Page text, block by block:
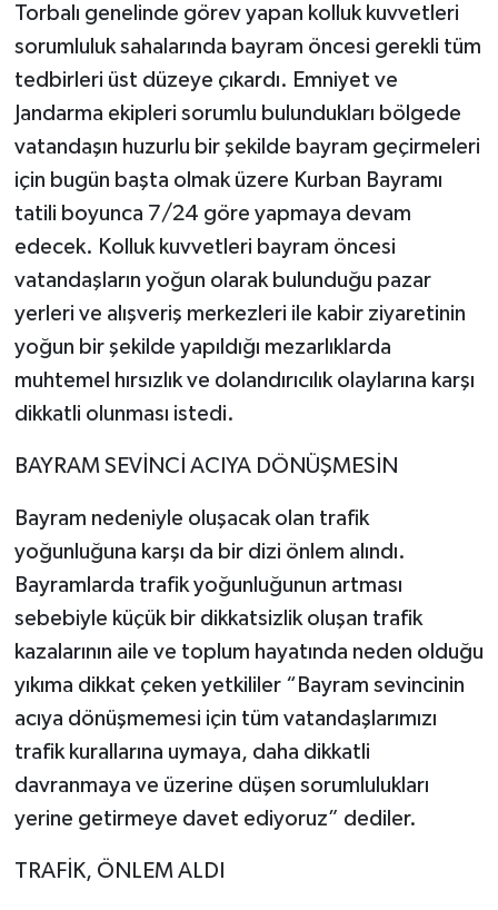
Torbalı genelinde görev yapan kolluk kuvvetleri
sorumluluk sahalarında bayram öncesi gerekli tüm
tedbirleri üst düzeye çıkardı. Emniyet ve
Jandarma ekipleri sorumlu bulundukları bölgede
vatandaşın huzurlu bir şekilde bayram geçirmeleri
için bugün başta olmak üzere Kurban Bayramı
tatili boyunca 7/24 göre yapmaya devam
edecek. Kolluk kuvvetleri bayram öncesi
vatandaşların yoğun olarak bulunduğu pazar
yerleri ve alışveriş merkezleri ile kabir ziyaretinin
yoğun bir şekilde yapıldığı mezarlıklarda
muhtemel hırsızlık ve dolandırıcılık olaylarına karşı
dikkatli olunması istedi.
BAYRAM SEVİNCİ ACIYA DÖNÜŞMESİN
Bayram nedeniyle oluşacak olan trafik
yoğunluğuna karşı da bir dizi önlem alındı.
Bayramlarda trafik yoğunluğunun artması
sebebiyle küçük bir dikkatsizlik oluşan trafik
kazalarının aile ve toplum hayatında neden olduğu
yıkıma dikkat çeken yetkililer “Bayram sevincinin
acıya dönüşmemesi için tüm vatandaşlarımızı
trafik kurallarına uymaya, daha dikkatli
davranmaya ve üzerine düşen sorumlulukları
yerine getirmeye davet ediyoruz” dediler.
TRAFİK, ÖNLEM ALDI